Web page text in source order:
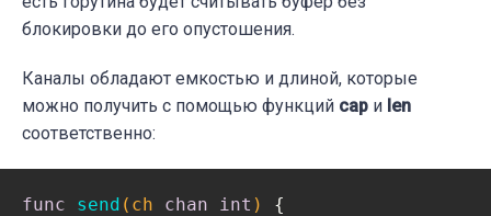
блокировки до его опустошения.
Каналы обладают емкостью и длиной, которые
можно получить с помощью функций cap и len
соответственно:
func send (ch chan int )
{